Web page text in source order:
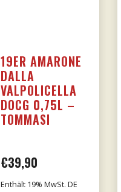
19ER AMARONE
DALLA
VALPOLICELLA
DOCG 0,75L –
TOMMASI
€39,90
Enthält 19% MwSt. DE